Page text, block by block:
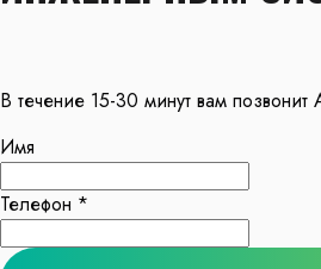
В течение 15-30 минут вам
Имя
Телефон *